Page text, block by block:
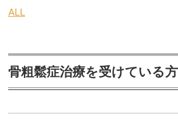
ALL
骨粗鬆症治療を受けている